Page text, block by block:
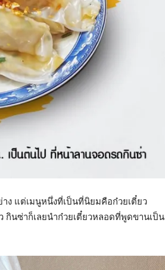
ง แต่เมนูหนึ่งที่เป็นที่นิยมคือก๋วยเตี๋ยว
กินซ่าก็เลยนำก๋วยเตี๋ยวหลอดที่พูดขานเป็น